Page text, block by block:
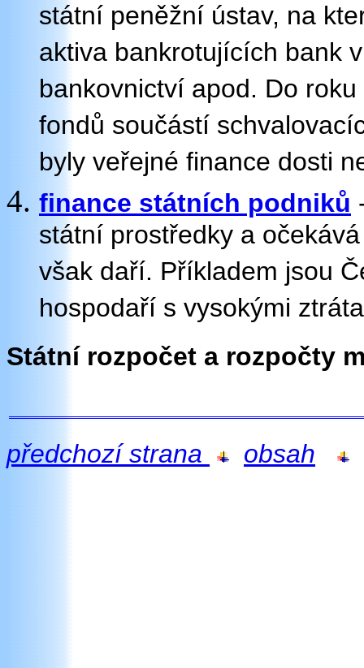
státní peněžní ústav, na
aktiva bankrotujících bank
bankovnictví apod. Do
fondů součástí
byly veřejné finance dosti
finance státních podniků
státní prostředky a
však daří. Příkladem jsou
hospodaří s vysokými
Státní rozpočet a rozpočty
předchozí strana obsah